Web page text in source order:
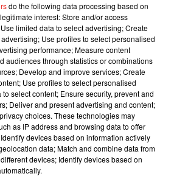
août 2026
Lieb s’essaye à la vie de chatelain
son nouveau clip
sort enfin le remix de « Love
» avec Kylie Minogue
do the following data processing based on
interest: Store and/or access
limited data to select advertising; Create
Use profiles to select personalised
performance; Measure content
audiences through statistics or combinations
Develop and improve services; Create
Use profiles to select personalised
select content; Ensure security, prevent and
Deliver and present advertising and content;
choices. These technologies may
as IP address and browsing data to offer
devices based on information actively
data; Match and combine data from
devices; Identify devices based on